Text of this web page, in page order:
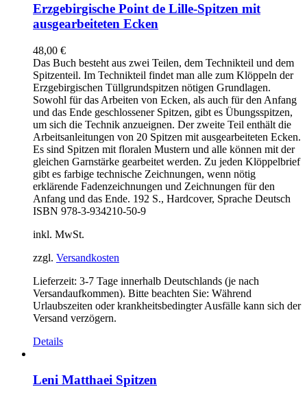
Erzgebirgische Point de Lille-Spitzen mit
ausgearbeiteten Ecken
48,00 €
Das Buch besteht aus zwei Teilen, dem Technikteil und dem
Spitzenteil. Im Technikteil findet man alle zum Klöppeln der
Erzgebirgischen Tüllgrundspitzen nötigen Grundlagen.
Sowohl für das Arbeiten von Ecken, als auch für den Anfang
und das Ende geschlossener Spitzen, gibt es Übungsspitzen,
um sich die Technik anzueignen. Der zweite Teil enthält die
Arbeitsanleitungen von 20 Spitzen mit ausgearbeiteten Ecken.
Es sind Spitzen mit floralen Mustern und alle können mit der
gleichen Garnstärke gearbeitet werden. Zu jeden Klöppelbrief
gibt es farbige technische Zeichnungen, wenn nötig
erklärende Fadenzeichnungen und Zeichnungen für den
Anfang und das Ende. 192 S., Hardcover, Sprache Deutsch
ISBN 978-3-934210-50-9
inkl. MwSt.
zzgl. Versandkosten
Lieferzeit: 3-7 Tage innerhalb Deutschlands (je nach
Versandaufkommen). Bitte beachten Sie: Während
Urlaubszeiten oder krankheitsbedingter Ausfälle kann sich der
Versand verzögern.
Details
Leni Matthaei Spitzen